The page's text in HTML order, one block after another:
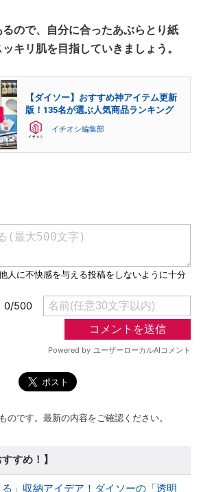
ので、自分に合ったあぶらとり紙
キリ肌を目指していきましょう。
【ダイソー】おすすめ神アイテム更新
版！135名が選ぶ人気商品ランキング
イチオシ編集部
のです。最新の内容をご確認ください。
すめ！】
る」収納アイデア！ダイソーの「透明